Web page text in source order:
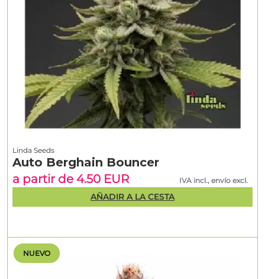
NUEVO
Linda Seeds
Auto Berghain Bouncer
a partir de 4.50 EUR
IVA incl., envío excl.
AÑADIR A LA CESTA